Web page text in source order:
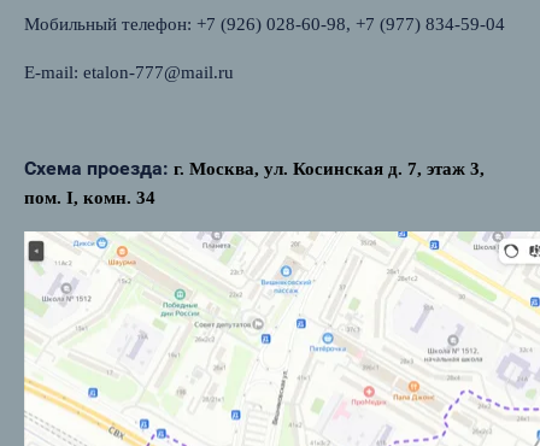
Мобильный телефон: +7 (926) 028-60-98, +7 (977) 834-59-04
E-mail: etalon-777@mail.ru
Схема проезда: г. Москва, ул. Косинская д. 7, этаж 3,
пом. I, комн. 34